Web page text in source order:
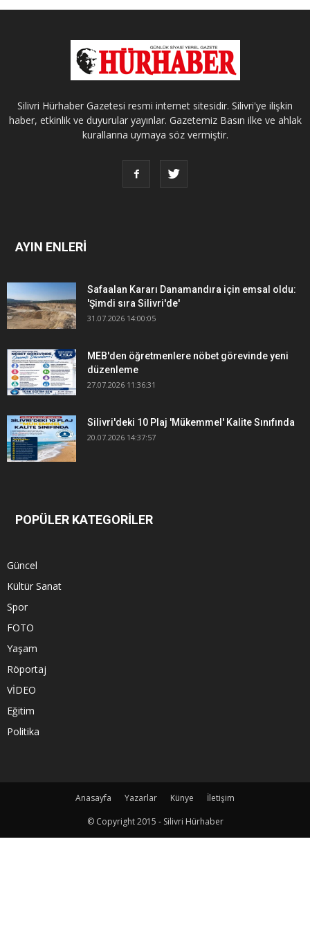
Silivri Hürhaber Gazetesi resmi internet sitesidir. Silivri'ye ilişkin
haber, etkinlik ve duyurular yayınlar. Gazetemiz Basın ilke ve ahlak
kurallarına uymaya söz vermiştir.
AYIN ENLERİ
Safaalan Kararı Danamandıra için emsal oldu:
'Şimdi sıra Silivri'de'
31.07.2026 14:00:05
MEB'den öğretmenlere nöbet görevinde yeni
düzenleme
27.07.2026 11:36:31
Silivri'deki 10 Plaj 'Mükemmel' Kalite Sınıfında
20.07.2026 14:37:57
POPÜLER KATEGORİLER
Güncel
Kültür Sanat
Spor
FOTO
Yaşam
Röportaj
VİDEO
Eğitim
Politika
Anasayfa Yazarlar Künye
İletişim
© Copyright 2015 - Silivri Hürhaber